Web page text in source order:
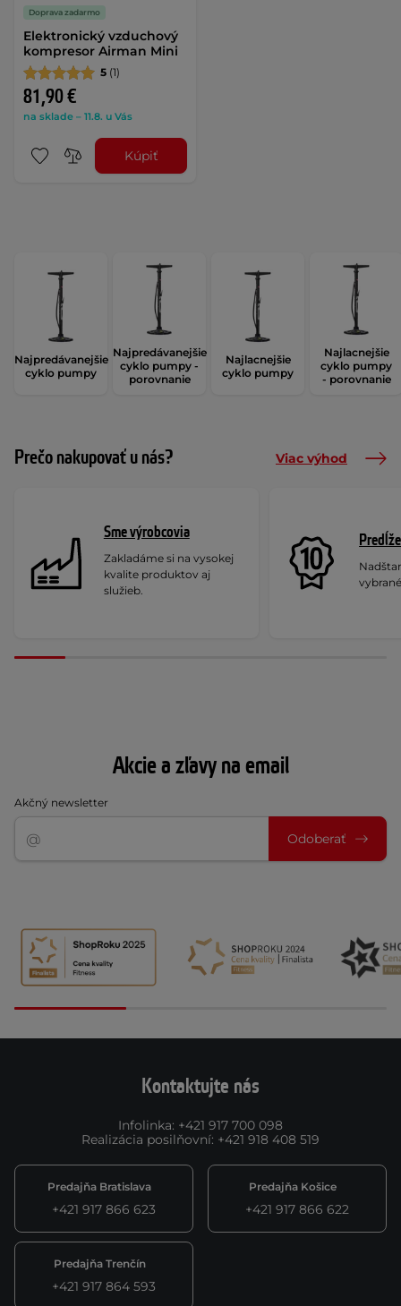
Doprava zadarmo
Elektronický vzduchový
kompresor Airman Mini
5 (1)
81,90 €
na sklade – 11.8. u Vás
Kúpiť
Najpredávanejšie
cyklo pumpy
Najpredávanejšie
cyklo pumpy -
porovnanie
Najlacnejšie
cyklo pumpy
Najlacnejšie
cyklo pumpy
- porovnanie
Prečo nakupovať u nás? Viac výhod
Sme výrobcovia
Zakladáme si na vysokej
kvalite produktov aj
služieb.
Akcie a zľavy na email
Akčný newsletter
Odoberať
Kontaktujte nás
Infolinka: +421 917 700 098
Realizácia posilňovní: +421 918 408 519
Predajňa Bratislava
+421 917 866 623
Predajňa Košice
+421 917 866 622
Predajňa Trenčín
+421 917 864 593